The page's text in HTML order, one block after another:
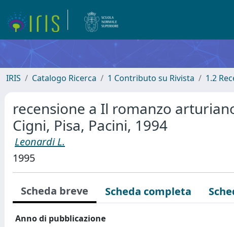
IRIS Catalogo Ricerca 1 Contributo su Rivista 1.2
recensione a Il romanzo
Cigni, Pisa, Pacini, 1994
Leonardi L.
1995
Scheda breve Scheda completa
Anno di pubblicazione